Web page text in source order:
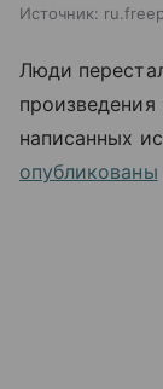
Источник:
Люди
произведения
написанных
опубликованы